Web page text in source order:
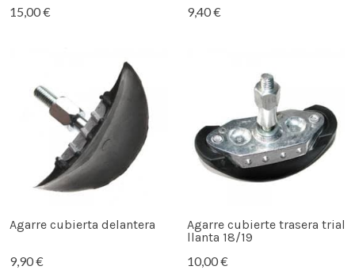
15,00 €
9,40 €
Agarre cubierta delantera
9,90 €
Agarre cubierte trasera trial
llanta 18/19
10,00 €